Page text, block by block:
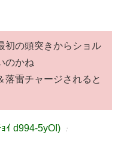
初の頭突きからショル
のかね
落雷チャージされると
ｲ d994-5yOI) ：